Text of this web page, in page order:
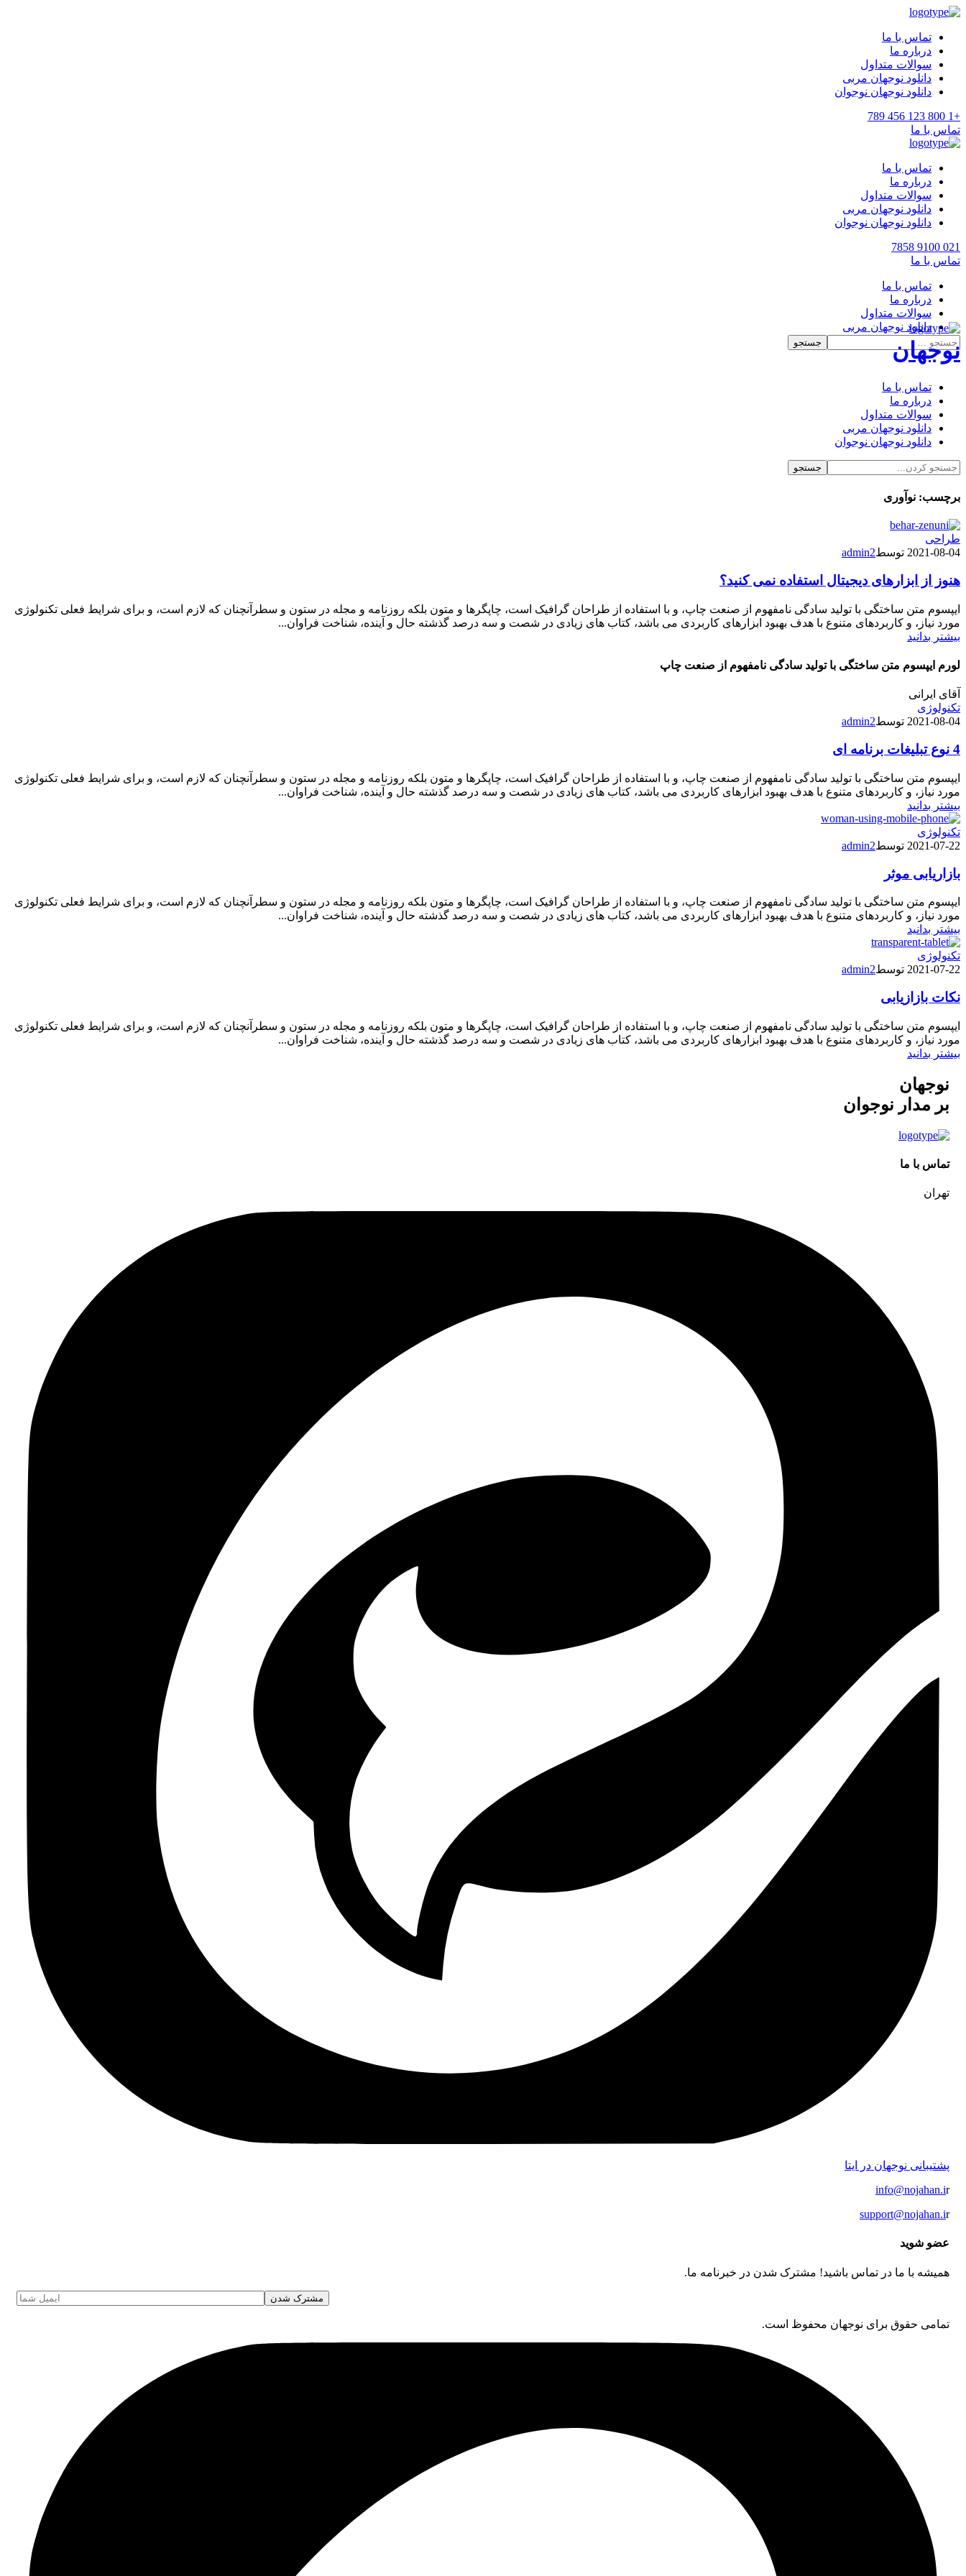
تماس با ما
درباره ما
سوالات متداول
دانلود نوجهان مربی
دانلود نوجهان نوجوان
+1 800 123 456 789
تماس با ما
تماس با ما
درباره ما
سوالات متداول
دانلود نوجهان مربی
دانلود نوجهان نوجوان
021 9100 7858
تماس با ما
تماس با ما
درباره ما
سوالات متداول
دانلود نوجهان مربی
دانلود نوجهان نوجوان
نوجهان
تماس با ما
درباره ما
سوالات متداول
دانلود نوجهان مربی
دانلود نوجهان نوجوان
برچسب: نوآوری
طراحی
2021-08-04 توسطadmin2
هنوز از ابزارهای دیجیتال استفاده نمی کنید؟
ایپسوم متن ساختگی با تولید سادگی نامفهوم از صنعت چاپ، و با استفاده از طراحان گرافیک است، چاپگرها و متون بلکه روزنامه و مجله در ستون و سطرآنچنان که لازم است، و برای شرایط فعلی تکنولوژی
مورد نیاز، و کاربردهای متنوع با هدف بهبود ابزارهای کاربردی می باشد، کتاب های زیادی در شصت و سه درصد گذشته حال و آینده، شناخت فراوان...
بیشتر بدانید
لورم ایپسوم متن ساختگی با تولید سادگی نامفهوم از صنعت چاپ
آقای ایرانی
تکنولوژی
2021-08-04 توسطadmin2
4 نوع تبلیغات برنامه ای
ایپسوم متن ساختگی با تولید سادگی نامفهوم از صنعت چاپ، و با استفاده از طراحان گرافیک است، چاپگرها و متون بلکه روزنامه و مجله در ستون و سطرآنچنان که لازم است، و برای شرایط فعلی تکنولوژی
مورد نیاز، و کاربردهای متنوع با هدف بهبود ابزارهای کاربردی می باشد، کتاب های زیادی در شصت و سه درصد گذشته حال و آینده، شناخت فراوان...
بیشتر بدانید
تکنولوژی
2021-07-22 توسطadmin2
بازاریابی موثر
ایپسوم متن ساختگی با تولید سادگی نامفهوم از صنعت چاپ، و با استفاده از طراحان گرافیک است، چاپگرها و متون بلکه روزنامه و مجله در ستون و سطرآنچنان که لازم است، و برای شرایط فعلی تکنولوژی
مورد نیاز، و کاربردهای متنوع با هدف بهبود ابزارهای کاربردی می باشد، کتاب های زیادی در شصت و سه درصد گذشته حال و آینده، شناخت فراوان...
بیشتر بدانید
تکنولوژی
2021-07-22 توسطadmin2
نکات بازازیابی
ایپسوم متن ساختگی با تولید سادگی نامفهوم از صنعت چاپ، و با استفاده از طراحان گرافیک است، چاپگرها و متون بلکه روزنامه و مجله در ستون و سطرآنچنان که لازم است، و برای شرایط فعلی تکنولوژی
مورد نیاز، و کاربردهای متنوع با هدف بهبود ابزارهای کاربردی می باشد، کتاب های زیادی در شصت و سه درصد گذشته حال و آینده، شناخت فراوان...
بیشتر بدانید
نوجهان
بر مدار نوجوان
تماس با ما
تهران
پشتیبانی نوجهان در ایتا
info@nojahan.ir
support@nojahan.ir
عضو شوید
همیشه با ما در تماس باشید! مشترک شدن در خبرنامه ما.
تمامی حقوق برای نوجهان محفوظ است.